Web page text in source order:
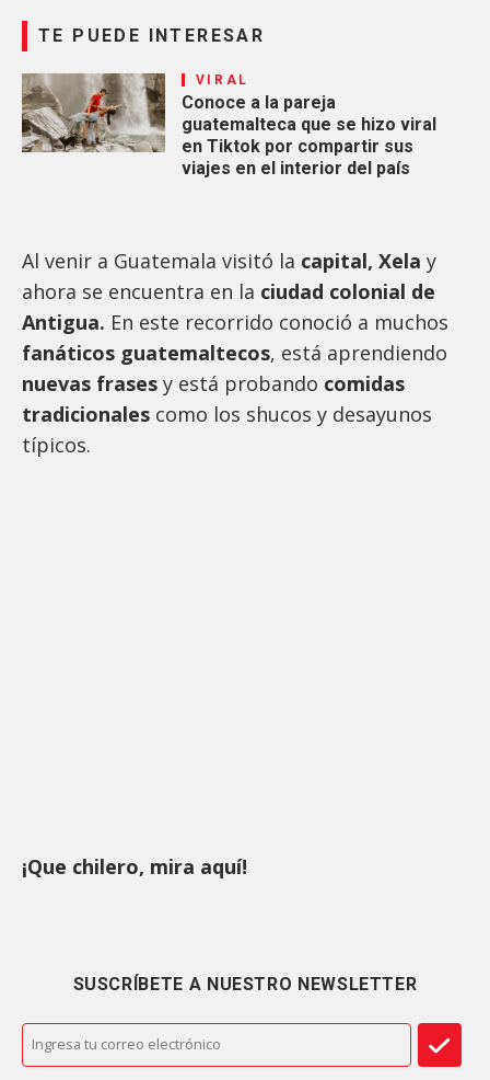
TE PUEDE INTERESAR
VIRAL
Conoce a la pareja
guatemalteca que se hizo viral
en Tiktok por compartir sus
viajes en el interior del país
Al venir a Guatemala visitó la capital, Xela y
ahora se encuentra en la ciudad colonial de
Antigua. En este recorrido conoció a muchos
fanáticos guatemaltecos, está aprendiendo
nuevas frases y está probando comidas
tradicionales como los shucos y desayunos
típicos.
¡Que chilero, mira aquí!
SUSCRÍBETE A NUESTRO NEWSLETTER